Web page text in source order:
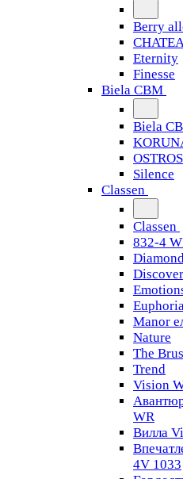
Berry
Eternity
Finesse
Biela CBM
Biela
Silence
Classen
Classen
832-4
Manor
Nature
The
Trend
Vision
WR
Вилла
4V 1033